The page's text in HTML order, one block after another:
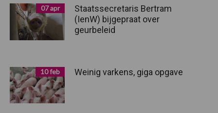
07 apr
Staatssecretaris Bertram
(IenW) bijgepraat over
geurbeleid
10 feb Weinig varkens, giga opgave